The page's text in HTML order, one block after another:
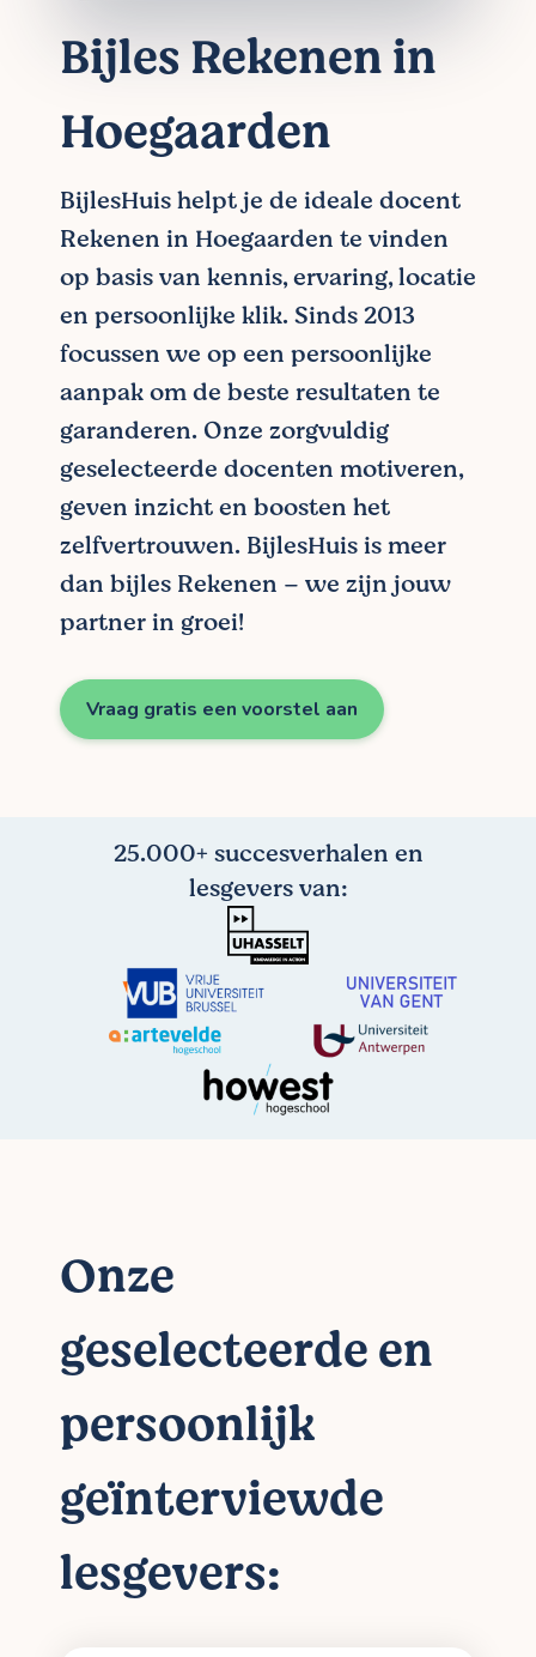
Bijles Rekenen in
Hoegaarden
BijlesHuis helpt je de ideale docent
Rekenen in Hoegaarden te vinden
op basis van kennis, ervaring, locatie
en persoonlijke klik. Sinds 2013
focussen we op een persoonlijke
aanpak om de beste resultaten te
garanderen. Onze zorgvuldig
geselecteerde docenten motiveren,
geven inzicht en boosten het
zelfvertrouwen. BijlesHuis is meer
dan bijles Rekenen – we zijn jouw
partner in groei!
Vraag gratis een voorstel aan
25.000+ succesverhalen en
lesgevers van:
Onze
geselecteerde en
persoonlijk
geïnterviewde
lesgevers: